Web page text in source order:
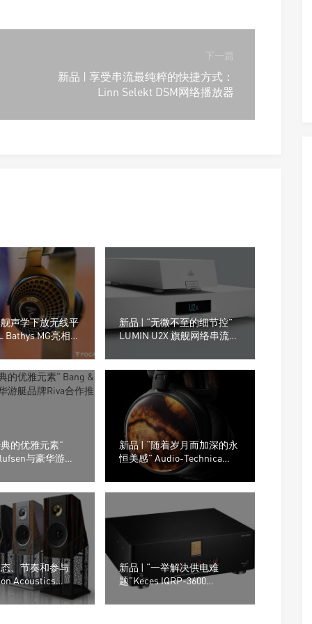
下一篇
新品 | 享受串流最纯粹的快捷方式：
Linn Selekt DSM网络播放器
声学下放无线平
Bathys MG亮相上
新品 | “无微不至的细节控”
LUMIN U2X 旗舰网络串流转
的优雅元素”
与豪华游艇
新品 | “随着岁月而加深的永
恒美感” Audio-Technica
ATH-AWKG Kurogaki木制外
壳耳机
、节奏和参与
Acoustics
音箱
新品 | “一举解决供电难
题”Keces IQRP-3600